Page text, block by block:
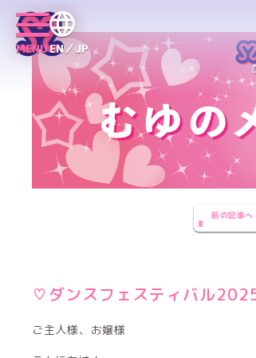
MENUEN／JP
前の記事へ
♡ダンスフェスティバル
ご主人様、お嬢様